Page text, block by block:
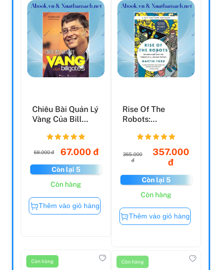
Chiêu Bài Quản Lý
Vàng Của Bill
68.000 đ 67.000 đ
Còn lại 5
Còn hàng
Thêm vào giỏ hàng
Rise Of The
Robots:
The Threat Of A...
365.000
đ
357.000
đ
Còn lại 5
Còn hàng
Thêm vào giỏ hàng
Còn hàng Còn hàng